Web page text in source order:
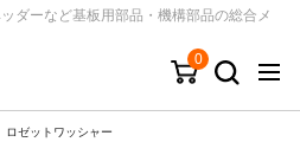
ダーなど基板用部品・機構部品の総合メ
0
ロゼットワッシャー